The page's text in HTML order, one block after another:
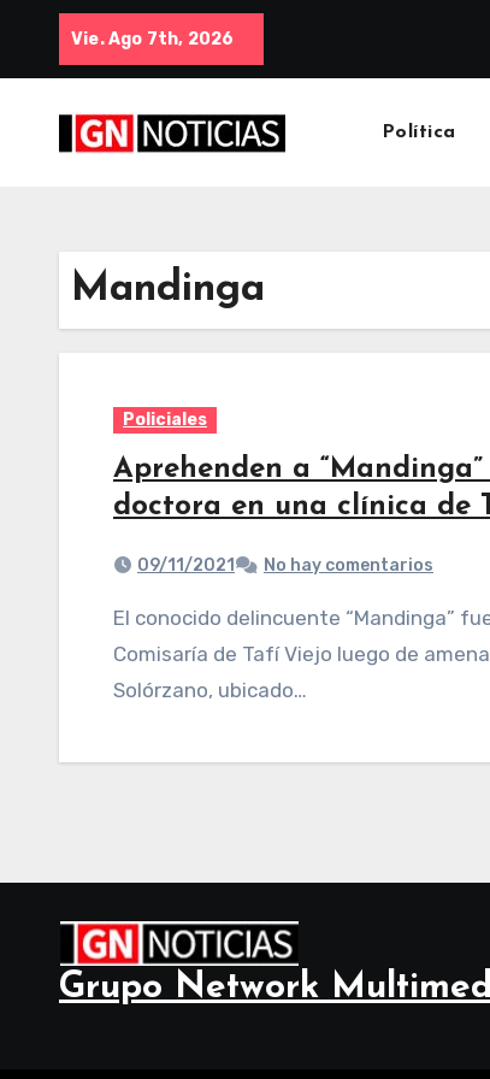
Vie. Ago 7th, 2026
Política
Mandinga
Policiales
Aprehenden a
doctora en una clínica de
09/11/2021 No hay comentarios
El conocido delincuente “Mandinga” fue aprehendido este lunes por efectivos de la
Comisaría de Tafí Viejo luego de
Solórzano, ubicado…
Grupo Network